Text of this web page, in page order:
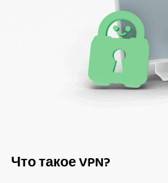
Что такое VPN?